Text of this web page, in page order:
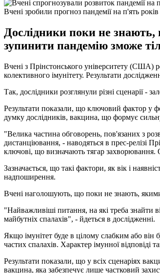
Вчені зробили прогноз пандемії на п'ять років
Дослідники поки не знають,
зупинити пандемію зможе
Вчені з Прінстонського університету (США)
колективного імунітету. Результати
Так, дослідники розглянули різні сценарії -
Результати показали, що ключовий фактор у
думку дослідників, вакцина, що формує
"Велика частина обговорень, пов'язаних з
дистанціювання, - наводяться в прес-релізі
ключові, що визначають тягар
Зазначається, що такі фактори, як вік і
надпоширення.
Вчені наголошують, що поки не знають, якими
"Найважливіші питання, на які треба знайти
майбутніх спалахів", - йдеться в дослідженні.
Якщо імунітет буде в цілому слабким або він
частих спалахів. Характер імунної відповіді
Результати показали, що у всіх сценаріях
вакцина, яка забезпечує лише частковий